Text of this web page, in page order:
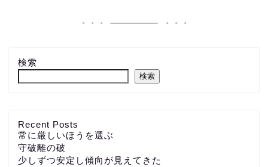
検索
検索
Recent Posts
常に厳しいほうを選ぶ
守破離の破
少しずつ安定し傾向が見えてきた